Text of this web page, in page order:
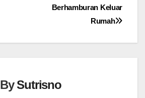
Berhamburan Keluar
Rumah
BySutrisno